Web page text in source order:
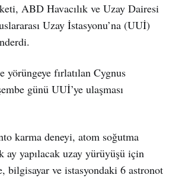
ABD Havacılık ve Uzay Dairesi
Uzay İstasyonu’na (UUİ)
yörüngeye fırlatılan Cygnus
günü UUİ’ye ulaşması
karma deneyi, atom soğutma
ay yapılacak uzay yürüyüşü için
bilgisayar ve istasyondaki 6 astronot